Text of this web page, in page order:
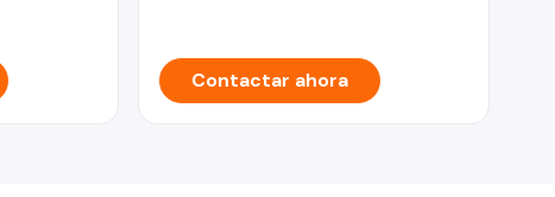
Contactar ahora